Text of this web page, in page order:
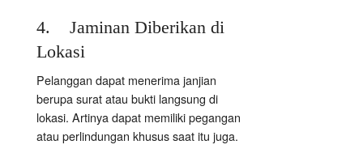
4. Jaminan Diberikan di
Lokasi
Pelanggan dapat menerima janjian
berupa surat atau bukti langsung di
lokasi. Artinya dapat memiliki pegangan
atau perlindungan khusus saat itu juga.